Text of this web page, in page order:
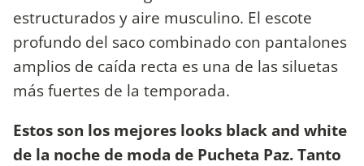
estructurados y aire musculino. El escote
profundo del saco combinado con pantalones
amplios de caída recta es una de las siluetas
más fuertes de la temporada.
Estos son los mejores looks black and white
de la noche de moda de Pucheta Paz. Tanto